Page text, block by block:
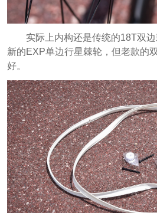
实际上内构还是传统的18T双
新的EXP单边行星棘轮，但老款的
好。